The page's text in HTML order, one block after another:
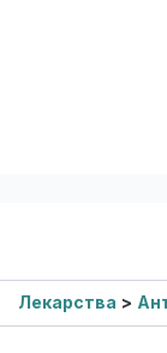
Лекарства >